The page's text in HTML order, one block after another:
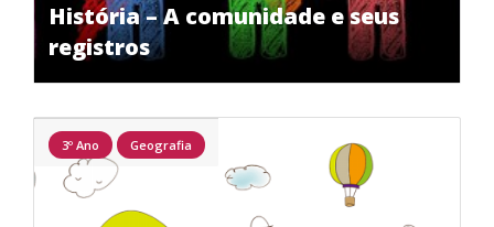
História – A comunidade e seus
registros
3º Ano Geografia